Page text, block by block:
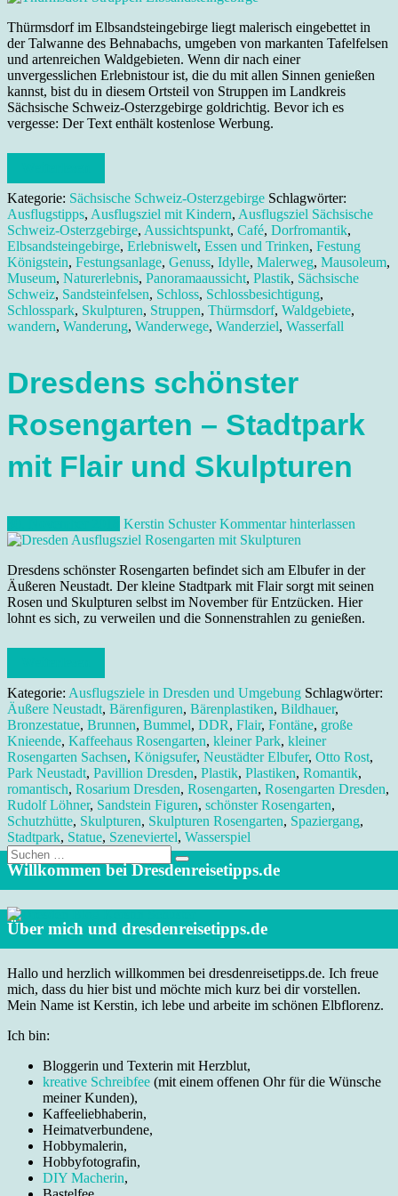
Thürmsdorf im Elbsandsteingebirge liegt malerisch eingebettet in
der Talwanne des Behnabachs, umgeben von markanten Tafelfelsen
und artenreichen Waldgebieten. Wenn dir nach einer
unvergesslichen Erlebnistour ist, die du mit allen Sinnen genießen
kannst, bist du in diesem Ortsteil von Struppen im Landkreis
Sächsische Schweiz-Osterzgebirge goldrichtig. Bevor ich es
vergesse: Der Text enthält kostenlose Werbung.
Kategorie: Sächsische Schweiz-Osterzgebirge Schlagwörter:
Ausflugstipps, Ausflugsziel mit Kindern, Ausflugsziel Sächsische
Schweiz-Osterzgebirge, Aussichtspunkt, Café, Dorfromantik,
Elbsandsteingebirge, Erlebniswelt, Essen und Trinken, Festung
Königstein, Festungsanlage, Genuss, Idylle, Malerweg, Mausoleum,
Museum, Naturerlebnis, Panoramaaussicht, Plastik, Sächsische
Schweiz, Sandsteinfelsen, Schloss, Schlossbesichtigung,
Schlosspark, Skulpturen, Struppen, Thürmsdorf, Waldgebiete,
wandern, Wanderung, Wanderwege, Wanderziel, Wasserfall
Dresdens schönster
Rosengarten – Stadtpark
mit Flair und Skulpturen
Kerstin Schuster Kommentar hinterlassen
Dresdens schönster Rosengarten befindet sich am Elbufer in der
Äußeren Neustadt. Der kleine Stadtpark mit Flair sorgt mit seinen
Rosen und Skulpturen selbst im November für Entzücken. Hier
lohnt es sich, zu verweilen und die Sonnenstrahlen zu genießen.
Kategorie: Ausflugsziele in Dresden und Umgebung Schlagwörter:
Äußere Neustadt, Bärenfiguren, Bärenplastiken, Bildhauer,
Bronzestatue, Brunnen, Bummel, DDR, Flair, Fontäne, große
Knieende, Kaffeehaus Rosengarten, kleiner Park, kleiner
Rosengarten Sachsen, Königsufer, Neustädter Elbufer, Otto Rost,
Park Neustadt, Pavillion Dresden, Plastik, Plastiken, Romantik,
romantisch, Rosarium Dresden, Rosengarten, Rosengarten Dresden,
Rudolf Löhner, Sandstein Figuren, schönster Rosengarten,
Schutzhütte, Skulpturen, Skulpturen Rosengarten, Spaziergang,
Stadtpark, Statue, Szeneviertel, Wasserspiel
Suche
nach:
Willkommen bei Dresdenreisetipps.de
Über mich und dresdenreisetipps.de
Hallo und herzlich willkommen bei dresdenreisetipps.de. Ich freue
mich, dass du hier bist und möchte mich kurz bei dir vorstellen.
Mein Name ist Kerstin, ich lebe und arbeite im schönen Elbflorenz.
Ich bin:
Bloggerin und Texterin mit Herzblut,
kreative Schreibfee (mit einem offenen Ohr für die Wünsche
meiner Kunden),
Kaffeeliebhaberin,
Heimatverbundene,
Hobbymalerin,
Hobbyfotografin,
DIY Macherin,